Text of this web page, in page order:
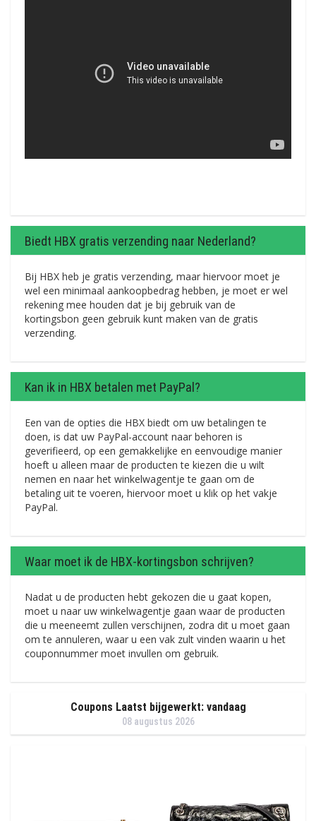
Biedt HBX gratis verzending naar Nederland?
Bij HBX heb je gratis verzending, maar hiervoor moet je
wel een minimaal aankoopbedrag hebben, je moet er wel
rekening mee houden dat je bij gebruik van de
kortingsbon geen gebruik kunt maken van de gratis
verzending.
Kan ik in HBX betalen met PayPal?
Een van de opties die HBX biedt om uw betalingen te
doen, is dat uw PayPal-account naar behoren is
geverifieerd, op een gemakkelijke en eenvoudige manier
hoeft u alleen maar de producten te kiezen die u wilt
nemen en naar het winkelwagentje te gaan om de
betaling uit te voeren, hiervoor moet u klik op het vakje
PayPal.
Waar moet ik de HBX-kortingsbon schrijven?
Nadat u de producten hebt gekozen die u gaat kopen,
moet u naar uw winkelwagentje gaan waar de producten
die u meeneemt zullen verschijnen, zodra dit u moet gaan
om te annuleren, waar u een vak zult vinden waarin u het
couponnummer moet invullen om gebruik.
Coupons Laatst bijgewerkt: vandaag
08 augustus 2026